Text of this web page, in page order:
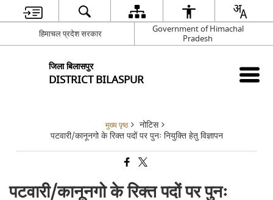
हिमाचल प्रदेश सरकार
Government of Himachal
Pradesh
जिला बिलासपुर
DISTRICT BILASPUR
मुख्य पृष्ठ
नोटिस
पटवारी/कानूनगो के रिक्त पदों पर पुनः नियुक्ति हेतु विज्ञापन
पटवारी/कानूनगो के रिक्त पदों पर पुनः